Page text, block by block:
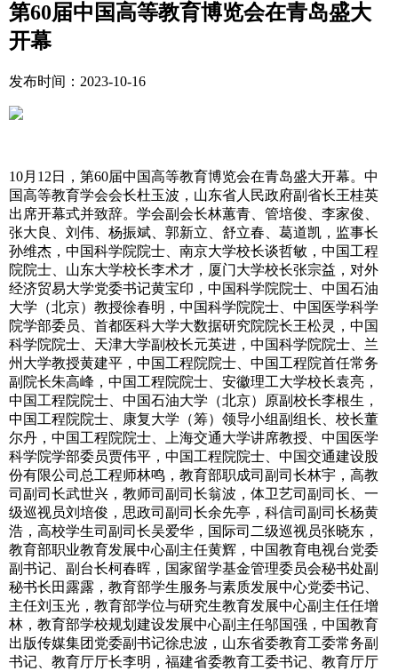
第60届中国高等教育博览会在青岛盛大
开幕
发布时间：2023-10-16
10月12日，第60届中国高等教育博览会在青岛盛大开幕。中
国高等教育学会会长杜玉波，山东省人民政府副省长王桂英
出席开幕式并致辞。学会副会长林蕙青、管培俊、李家俊、
张大良、刘伟、杨振斌、郭新立、舒立春、葛道凯，监事长
孙维杰，中国科学院院士、南京大学校长谈哲敏，中国工程
院院士、山东大学校长李术才，厦门大学校长张宗益，对外
经济贸易大学党委书记黄宝印，中国科学院院士、中国石油
大学（北京）教授徐春明，中国科学院院士、中国医学科学
院学部委员、首都医科大学大数据研究院院长王松灵，中国
科学院院士、天津大学副校长元英进，中国科学院院士、兰
州大学教授黄建平，中国工程院院士、中国工程院首任常务
副院长朱高峰，中国工程院院士、安徽理工大学校长袁亮，
中国工程院院士、中国石油大学（北京）原副校长李根生，
中国工程院院士、康复大学（筹）领导小组副组长、校长董
尔丹，中国工程院院士、上海交通大学讲席教授、中国医学
科学院学部委员贾伟平，中国工程院院士、中国交通建设股
份有限公司总工程师林鸣，教育部职成司副司长林宇，高教
司副司长武世兴，教师司副司长翁波，体卫艺司副司长、一
级巡视员刘培俊，思政司副司长余先亭，科信司副司长杨黄
浩，高校学生司副司长吴爱华，国际司二级巡视员张晓东，
教育部职业教育发展中心副主任黄辉，中国教育电视台党委
副书记、副台长柯春晖，国家留学基金管理委员会秘书处副
秘书长田露露，教育部学生服务与素质发展中心党委书记、
主任刘玉光，教育部学位与研究生教育发展中心副主任任增
林，教育部学校规划建设发展中心副主任邬国强，中国教育
出版传媒集团党委副书记徐忠波，山东省委教育工委常务副
书记、教育厅厅长李明，福建省委教育工委书记、教育厅厅